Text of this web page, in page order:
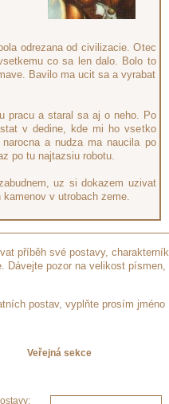
odrezana od civilizacie. Otec
co sa len dalo. Bolo to
Bavilo ma ucit sa a vyrabat
pracu a staral sa aj o neho. Po
v dedine, kde mi ho vsetko
a nudza ma naucila po
po tu najtazsiu robotu.
uz si dokazem uzivat
v utrobach zeme.
příběh své postavy,
Dávejte pozor na velikost písmen,
postav, vyplňte prosím jméno
Veřejná sekce